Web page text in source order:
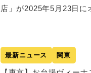
店」が2025年5月23日に
最新ニュース 関東